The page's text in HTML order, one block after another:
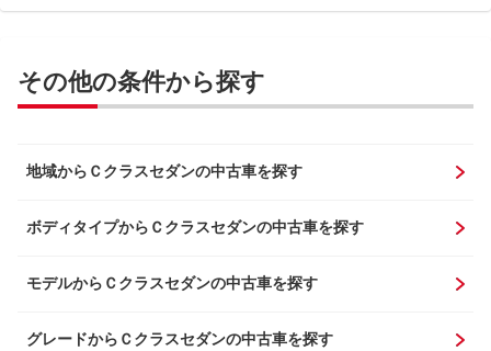
その他の条件から探す
地域からＣクラスセダンの中古車を探す
ボディタイプからＣクラスセダンの中古車を探す
モデルからＣクラスセダンの中古車を探す
グレードからＣクラスセダンの中古車を探す